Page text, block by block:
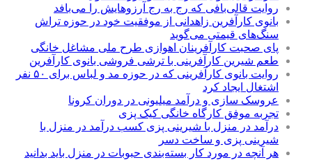
روایت قالی‌بافی که رج به رج آرزوهایش را می‌بافد
بانوی کارآفرین زاهدانی از موفقیت خود در حوزه تراش
سنگ‌های قیمتی می‌گوید
پای صحبت کارآفرینان اهوازی طرح ملی مشاغل خانگی
طعم شیرین کارآفرینی با ترشی فروشی بانوی کارآفرین
روایت بانوی کارآفرینی که در حوزه مد و لباس برای ۵۰ نفر
اشتغال ایجاد کرد
عروسک سازی و درآمد میلیونی در دوران کرونا
تجربه موفق کارگاه خانگی کیک پزی
درآمد در منزل با شیرینی پزی کسب درآمد در منزل با
شیرینی پزی و ساخت دسر
هر آنچه در مورد کار بسته‌بندی حبوبات در منزل باید بدانید